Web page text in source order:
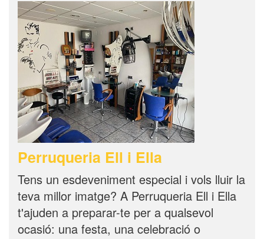
Perruqueria Ell i Ella
Tens un esdeveniment especial i vols lluir la
teva millor imatge? A Perruqueria Ell i Ella
t'ajuden a preparar-te per a qualsevol
ocasió: una festa, una celebració o